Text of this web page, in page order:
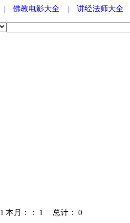
| 佛教电影大全 | 讲经法师大全
1 本月：： 1 总计： 0